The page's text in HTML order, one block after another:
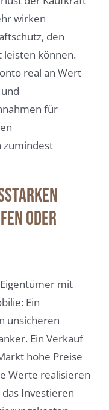
wirken
den
können.
real an Wert
für
zumindest
oder
mit
Ein
unsicheren
Ein Verkauf
hohe Preise
Werte realisieren
Investieren